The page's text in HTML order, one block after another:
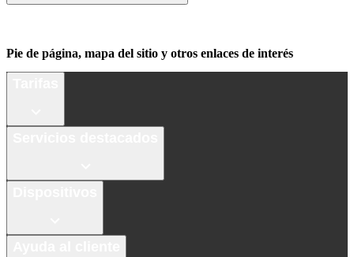
Pie de página, mapa del sitio y otros enlaces de interés